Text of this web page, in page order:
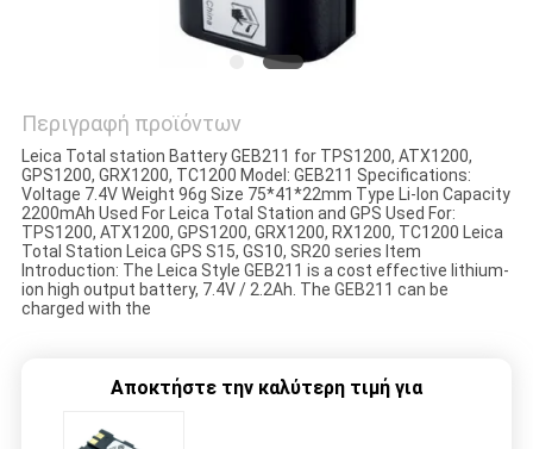
Περιγραφή προϊόντων
Leica Total station Battery GEB211 for TPS1200, ATX1200,
GPS1200, GRX1200, TC1200 Model: GEB211 Specifications:
Voltage 7.4V Weight 96g Size 75*41*22mm Type Li-lon Capacity
2200mAh Used For Leica Total Station and GPS Used For:
TPS1200, ATX1200, GPS1200, GRX1200, RX1200, TC1200 Leica
Total Station Leica GPS S15, GS10, SR20 series Item
Introduction: The Leica Style GEB211 is a cost effective lithium-
ion high output battery, 7.4V / 2.2Ah. The GEB211 can be
charged with the
Αποκτήστε την καλύτερη τιμή για